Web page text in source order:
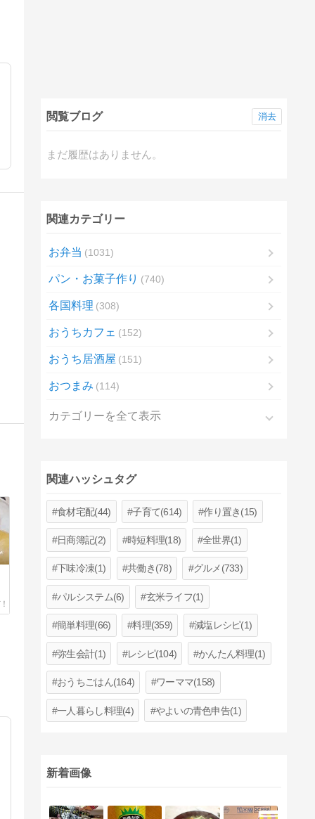
閲覧ブログ
まだ履歴はありません。
消去
関連カテゴリー
お弁当 1031
パン・お菓子作り 740
各国料理 308
おうちカフェ 152
おうち居酒屋 151
おつまみ 114
カテゴリーを全て表示
関連ハッシュタグ
食材宅配(44) 子育て(614) 作り置き(15)
日商簿記(2) 時短料理(18) 全世界(1)
下味冷凍(1) 共働き(78) グルメ(733)
パルシステム(6) 玄米ライフ(1)
簡単料理(66) 料理(359) 減塩レシピ(1)
弥生会計(1) レシピ(104) かんたん料理(1)
おうちごはん(164) ワーママ(158)
一人暮らし料理(4) やよいの青色申告(1)
新着画像